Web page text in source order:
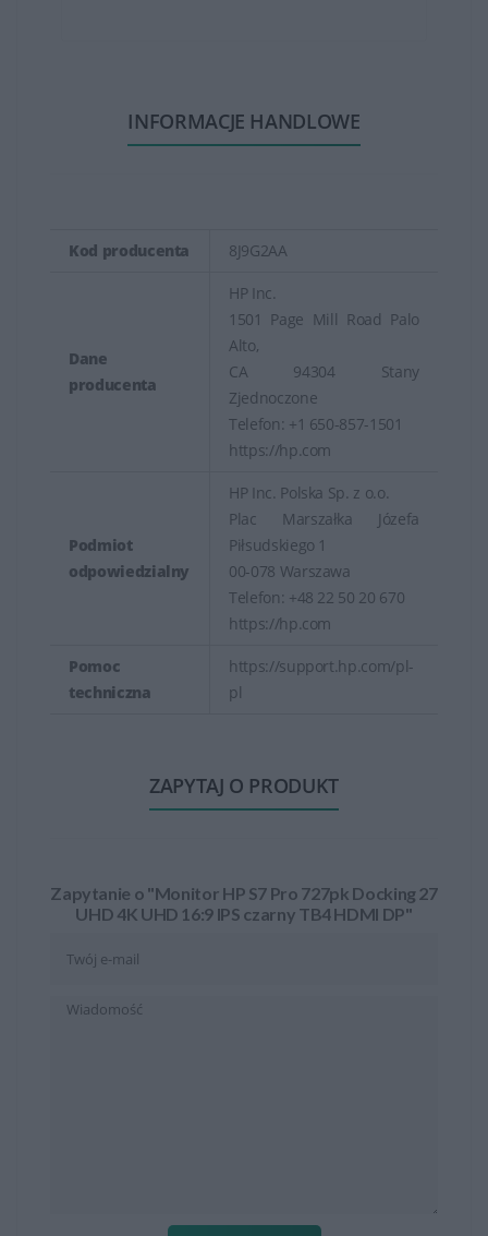
INFORMACJE HANDLOWE
Kod producenta 8J9G2AA
Dane
producenta
HP Inc.
1501 Page Mill Road Palo
Alto,
CA 94304 Stany
Zjednoczone
Telefon: +1 650-857-1501
https://hp.com
Podmiot
odpowiedzialny
HP Inc. Polska Sp. z o.o.
Plac Marszałka Józefa
Piłsudskiego 1
00-078 Warszawa
Telefon: +48 22 50 20 670
https://hp.com
Pomoc
techniczna
https://support.hp.com/pl-
pl
ZAPYTAJ O PRODUKT
Zapytanie o "Monitor HP S7 Pro 727pk Docking 27
UHD 4K UHD 16:9 IPS czarny TB4 HDMI DP"